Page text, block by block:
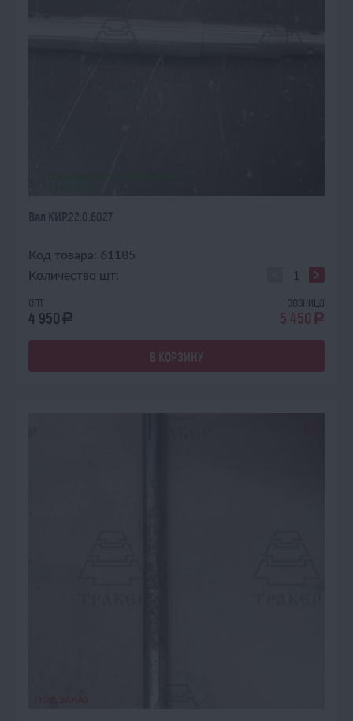
Вал КИР.22.0.6027
Код товара: 61185
Количество шт:
опт
4 950 a
розница
5 450 a
В КОРЗИНУ